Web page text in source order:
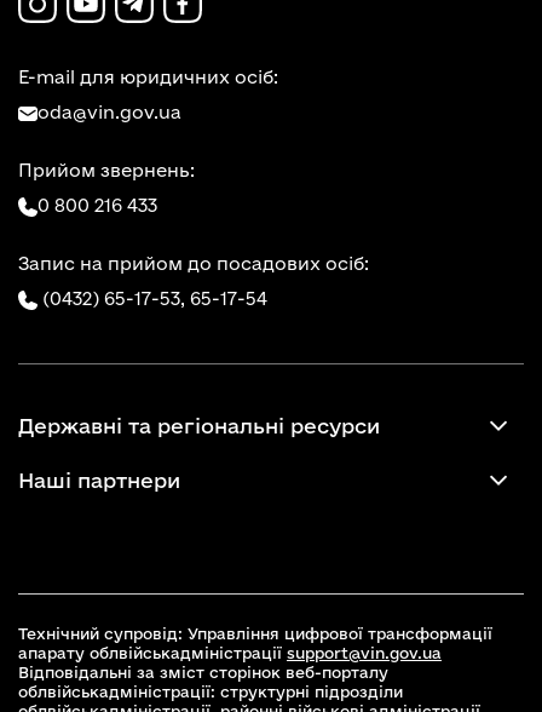
E-mail для юридичних осіб:
oda@vin.gov.ua
Прийом звернень:
0 800 216 433
Запис на прийом до посадових осіб:
(0432) 65-17-53, 65-17-54
Державні та регіональні ресурси
Наші партнери
Технічний супровід: Управління цифрової трансформації
апарату облвійськадміністрації support@vin.gov.ua
Відповідальні за зміст сторінок веб-порталу
облвійськадміністрації: структурні підрозділи